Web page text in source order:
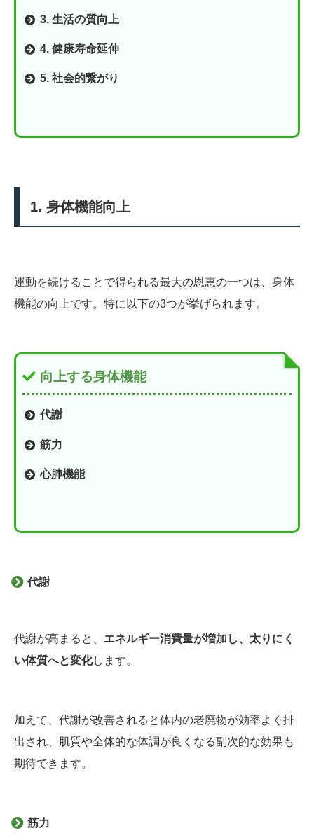
3. 生活の質向上
4. 健康寿命延伸
5. 社会的繋がり
1. 身体機能向上
運動を続けることで得られる最大の恩恵の一つは、身体
機能の向上です。特に以下の3つが挙げられます。
向上する身体機能
代謝
筋力
心肺機能
代謝
代謝が高まると、 エネルギー消費量が増加し、太りにく
い体質へと変化します。
加えて、代謝が改善されると体内の老廃物が効率よく排
出され、肌質や全体的な体調が良くなる副次的な効果も
期待できます。
筋力